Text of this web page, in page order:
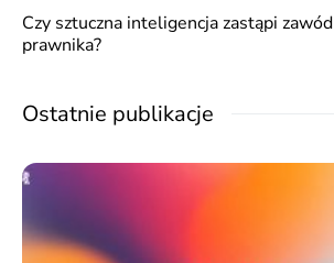
Czy sztuczna inteligencja zastąpi zawód
prawnika?
Ostatnie publikacje